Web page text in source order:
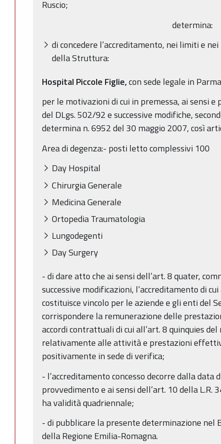
Ruscio;
determina:
di concedere l’accreditamento, nei limiti e
della Struttura:
Hospital Piccole Figlie,con sede legale in
per le motivazioni di cui in premessa, ai sensi
del DLgs. 502/92 e successive modifiche,
determina n. 6952 del 30 maggio 2007, così
Area di degenza:- posti letto complessivi 100
Day Hospital
Chirurgia Generale
Medicina Generale
Ortopedia Traumatologia
Lungodegenti
Day Surgery
- di dare atto che ai sensi dell’art. 8 quater,
successive modificazioni, l’accreditamento di
costituisce vincolo per le aziende e gli enti del
corrispondere la remunerazione delle
accordi contrattuali di cui all’art. 8 quinquies
relativamente alle attività e prestazioni
positivamente in sede di verifica;
- l’accreditamento concesso decorre dalla data
provvedimento e ai sensi dell’art. 10 della L.R.
ha validità quadriennale;
- di pubblicare la presente determinazione
della Regione Emilia-Romagna.